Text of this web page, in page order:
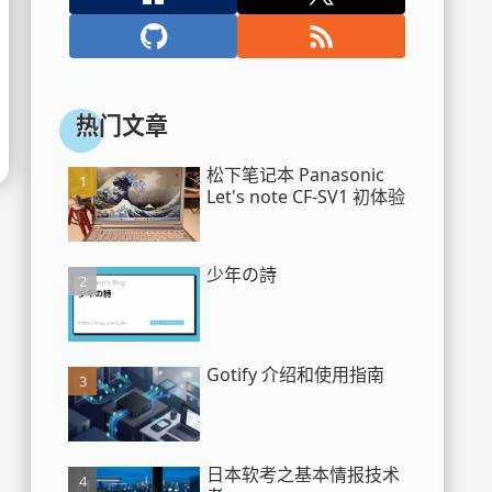
热门文章
松下笔记本 Panasonic
Let's note CF-SV1 初体验
少年の詩
Gotify 介绍和使用指南
日本软考之基本情报技术